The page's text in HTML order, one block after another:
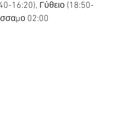
16:20), Γύθειο (18:50-
02:00